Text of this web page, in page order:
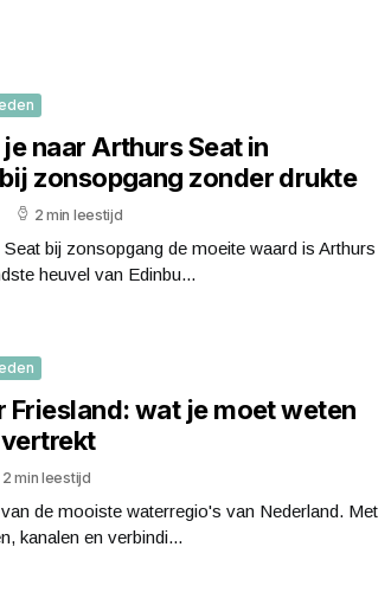
naar Arthurs Seat in
zonsopgang zonder drukte
2 min leestijd
bij zonsopgang de moeite waard is Arthurs
heuvel van Edinbu...
Friesland: wat je moet weten
2 min leestijd
de mooiste waterregio's van Nederland. Met
kanalen en verbindi...